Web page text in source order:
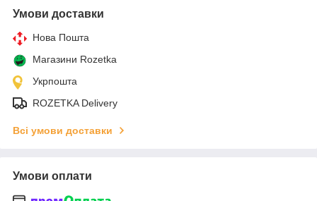
Умови доставки
Нова Пошта
Магазини Rozetka
Укрпошта
ROZETKA Delivery
Всі умови доставки
Умови оплати